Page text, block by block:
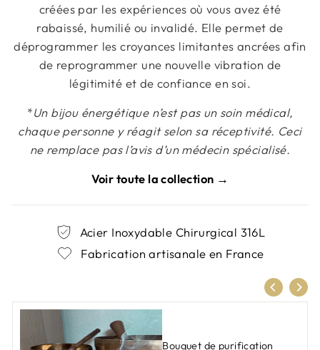
créées par les expériences où vous avez été
rabaissé, humilié ou invalidé. Elle permet de
déprogrammer les croyances limitantes ancrées afin
de reprogrammer une nouvelle vibration de
légitimité et de confiance en soi.
*Un bijou énergétique n’est pas un soin médical,
chaque personne y réagit selon sa réceptivité. Ceci
ne remplace pas l’avis d’un médecin spécialisé.
Voir toute la collection →
Acier Inoxydable Chirurgical 316L
Fabrication artisanale en France
Bouquet de purification